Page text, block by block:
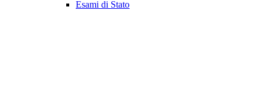
Esami di Stato